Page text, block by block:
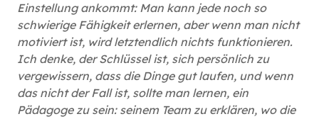
Einstellung ankommt: Man kann jede noch so
schwierige Fähigkeit erlernen, aber wenn man nicht
motiviert ist, wird letztendlich nichts funktionieren.
Ich denke, der Schlüssel ist, sich persönlich zu
vergewissern, dass die Dinge gut laufen, und wenn
das nicht der Fall ist, sollte man lernen, ein
Pädagoge zu sein: seinem Team zu erklären, wo die